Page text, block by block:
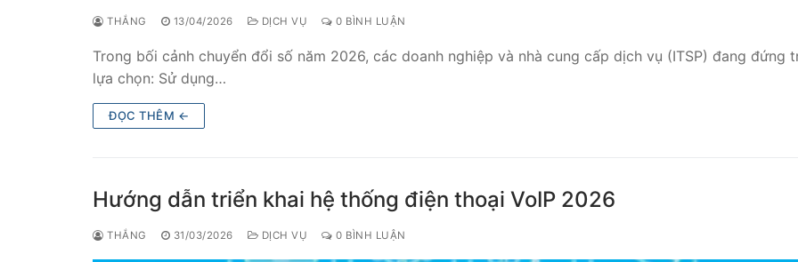
THẮNG 13/04/2026 DỊCH VỤ 0 BÌNH LUẬN
Trong bối cảnh chuyển đổi số năm 2026, các doanh nghiệp và nhà cung cấp dịch vụ (ITSP) đang đứng
lựa chọn: Sử dụng…
ĐỌC THÊM ←
Hướng dẫn triển khai hệ thống điện thoại VoIP 2026
THẮNG 31/03/2026 DỊCH VỤ 0 BÌNH LUẬN